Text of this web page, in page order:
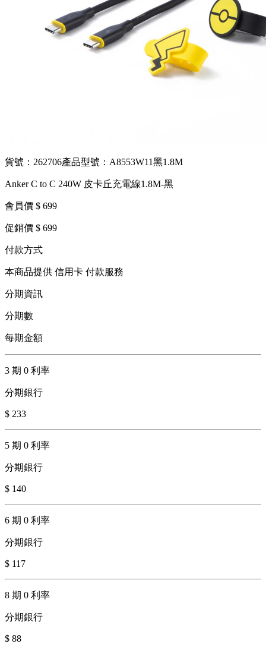
貨號：262706產品型號：A8553W11黑1.8M
Anker C to C 240W 皮卡丘充電線1.8M-黑
會員價 $ 699
促銷價 $ 699
付款方式
本商品提供 信用卡 付款服務
分期資訊
分期數
每期金額
3 期 0 利率
分期銀行
$ 233
5 期 0 利率
分期銀行
$ 140
6 期 0 利率
分期銀行
$ 117
8 期 0 利率
分期銀行
$ 88